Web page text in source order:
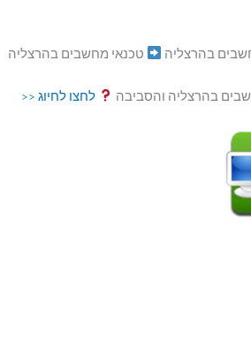
בהרצליה
טכנאי מחשבים בהרצליה
בהרצליה והסביבה לחצו לחיוג <<